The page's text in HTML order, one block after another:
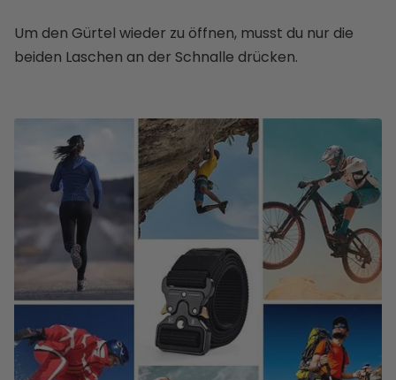
Um den Gürtel wieder zu öffnen, musst du nur die
beiden Laschen an der Schnalle drücken.